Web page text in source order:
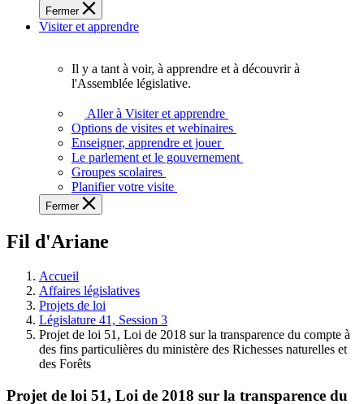
a
besoin
de
Fermer
Visiter et apprendre
voir,
apprendre
et
à
à
législative.
Il y a tant à voir, à apprendre et à découvrir à
l'Assemblée législative.
Aller à Visiter et apprendre
Options de visites et webinaires
Enseigner, apprendre et jouer
Le parlement et le gouvernement
Groupes scolaires
Planifier votre visite
Fermer
Fil d'Ariane
Accueil
Affaires législatives
Projets de loi
Législature 41, Session 3
Projet de loi 51, Loi de 2018 sur la transparence du compte à
des fins particulières du ministère des Richesses naturelles et
des Forêts
Projet de loi 51, Loi de 2018 sur la transparence du